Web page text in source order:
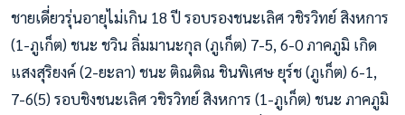
ชายเดี่ยวรุ่นอายุไม่เกิน 18 ปี รอบรองชนะเลิศ วชิรวิทย์ สิงหการ
(1-ภูเก็ต) ชนะ ชวิน ลิ่มมานะกุล (ภูเก็ต) 7-5, 6-0 ภาคภูมิ เกิด
แสงสุริยงค์ (2-ยะลา) ชนะ ติณติณ ชินพิเศษ ยุร์ช (ภูเก็ต) 6-1,
7-6(5) รอบชิงชนะเลิศ วชิรวิทย์ สิงหการ (1-ภูเก็ต) ชนะ ภาคภูมิ